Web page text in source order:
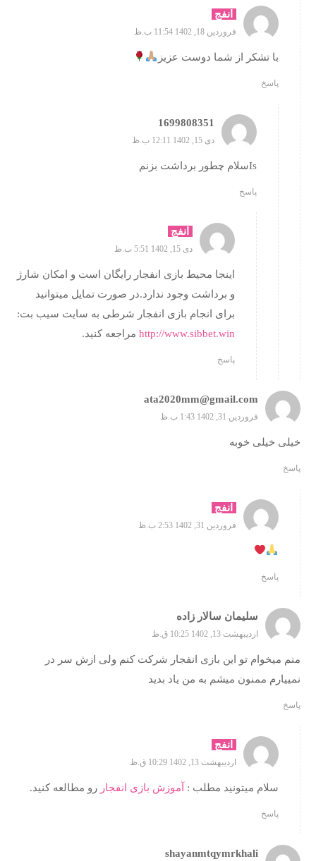
انفج
فروردین 18, 1402 11:54 ب.ظ
با تشکر از شما دوست عزیز
پاسخ
1699808351
دی 15, 1402 12:11 ب.ظ
Isسلام چطور برداشت بزنم
پاسخ
انفج
دی 15, 1402 5:51 ب.ظ
اینجا محیط بازی انفجار رایگان است و امکان شارژ
و برداشت وجود ندارد.در صورت تمایل میتوانید
برای انجام بازی انفجار شرطی به سایت سیب بت:
http://www.sibbet.win مراجعه کنید.
پاسخ
ata2020mm@gmail.com
فروردین 31, 1402 1:43 ب.ظ
خیلی خیلی خوبه
پاسخ
انفج
فروردین 31, 1402 2:53 ب.ظ
پاسخ
سلیمان سالار زاده
اردیبهشت 13, 1402 10:25 ق.ظ
منم میخوام تو این بازی انفجار شرکت کنم ولی ازش سر در
نمییارم ممنون میشم به من یاد بدید
پاسخ
انفج
اردیبهشت 13, 1402 10:29 ق.ظ
سلام میتونید مطلب : آموزش بازی انفجار رو مطالعه کنید.
پاسخ
shayanmtqymrkhali